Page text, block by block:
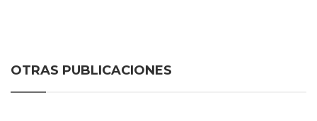
OTRAS PUBLICACIONES